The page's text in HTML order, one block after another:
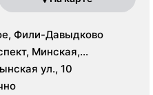
Фили-Давыдково
Минская,
ул., 10